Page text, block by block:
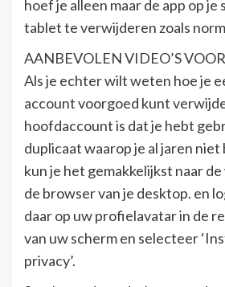
hoef je alleen maar de app op
tablet te verwijderen zoals
AANBEVOLEN VIDEO’S
Als je echter wilt weten hoe je
account voorgoed kunt
hoofdaccount is dat je hebt
duplicaat waarop je al jaren
kun je het gemakkelijkst naar
de browser van je desktop. en
daar op uw profielavatar in de
van uw scherm en selecteer
privacy’.